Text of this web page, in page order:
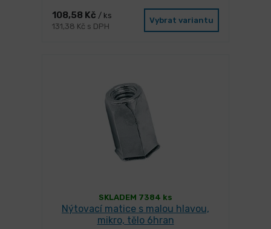
108,58 Kč / ks
131,38 Kč s DPH
Vybrat variantu
SKLADEM 7384 ks
Nýtovací matice s malou hlavou,
mikro, tělo 6hran